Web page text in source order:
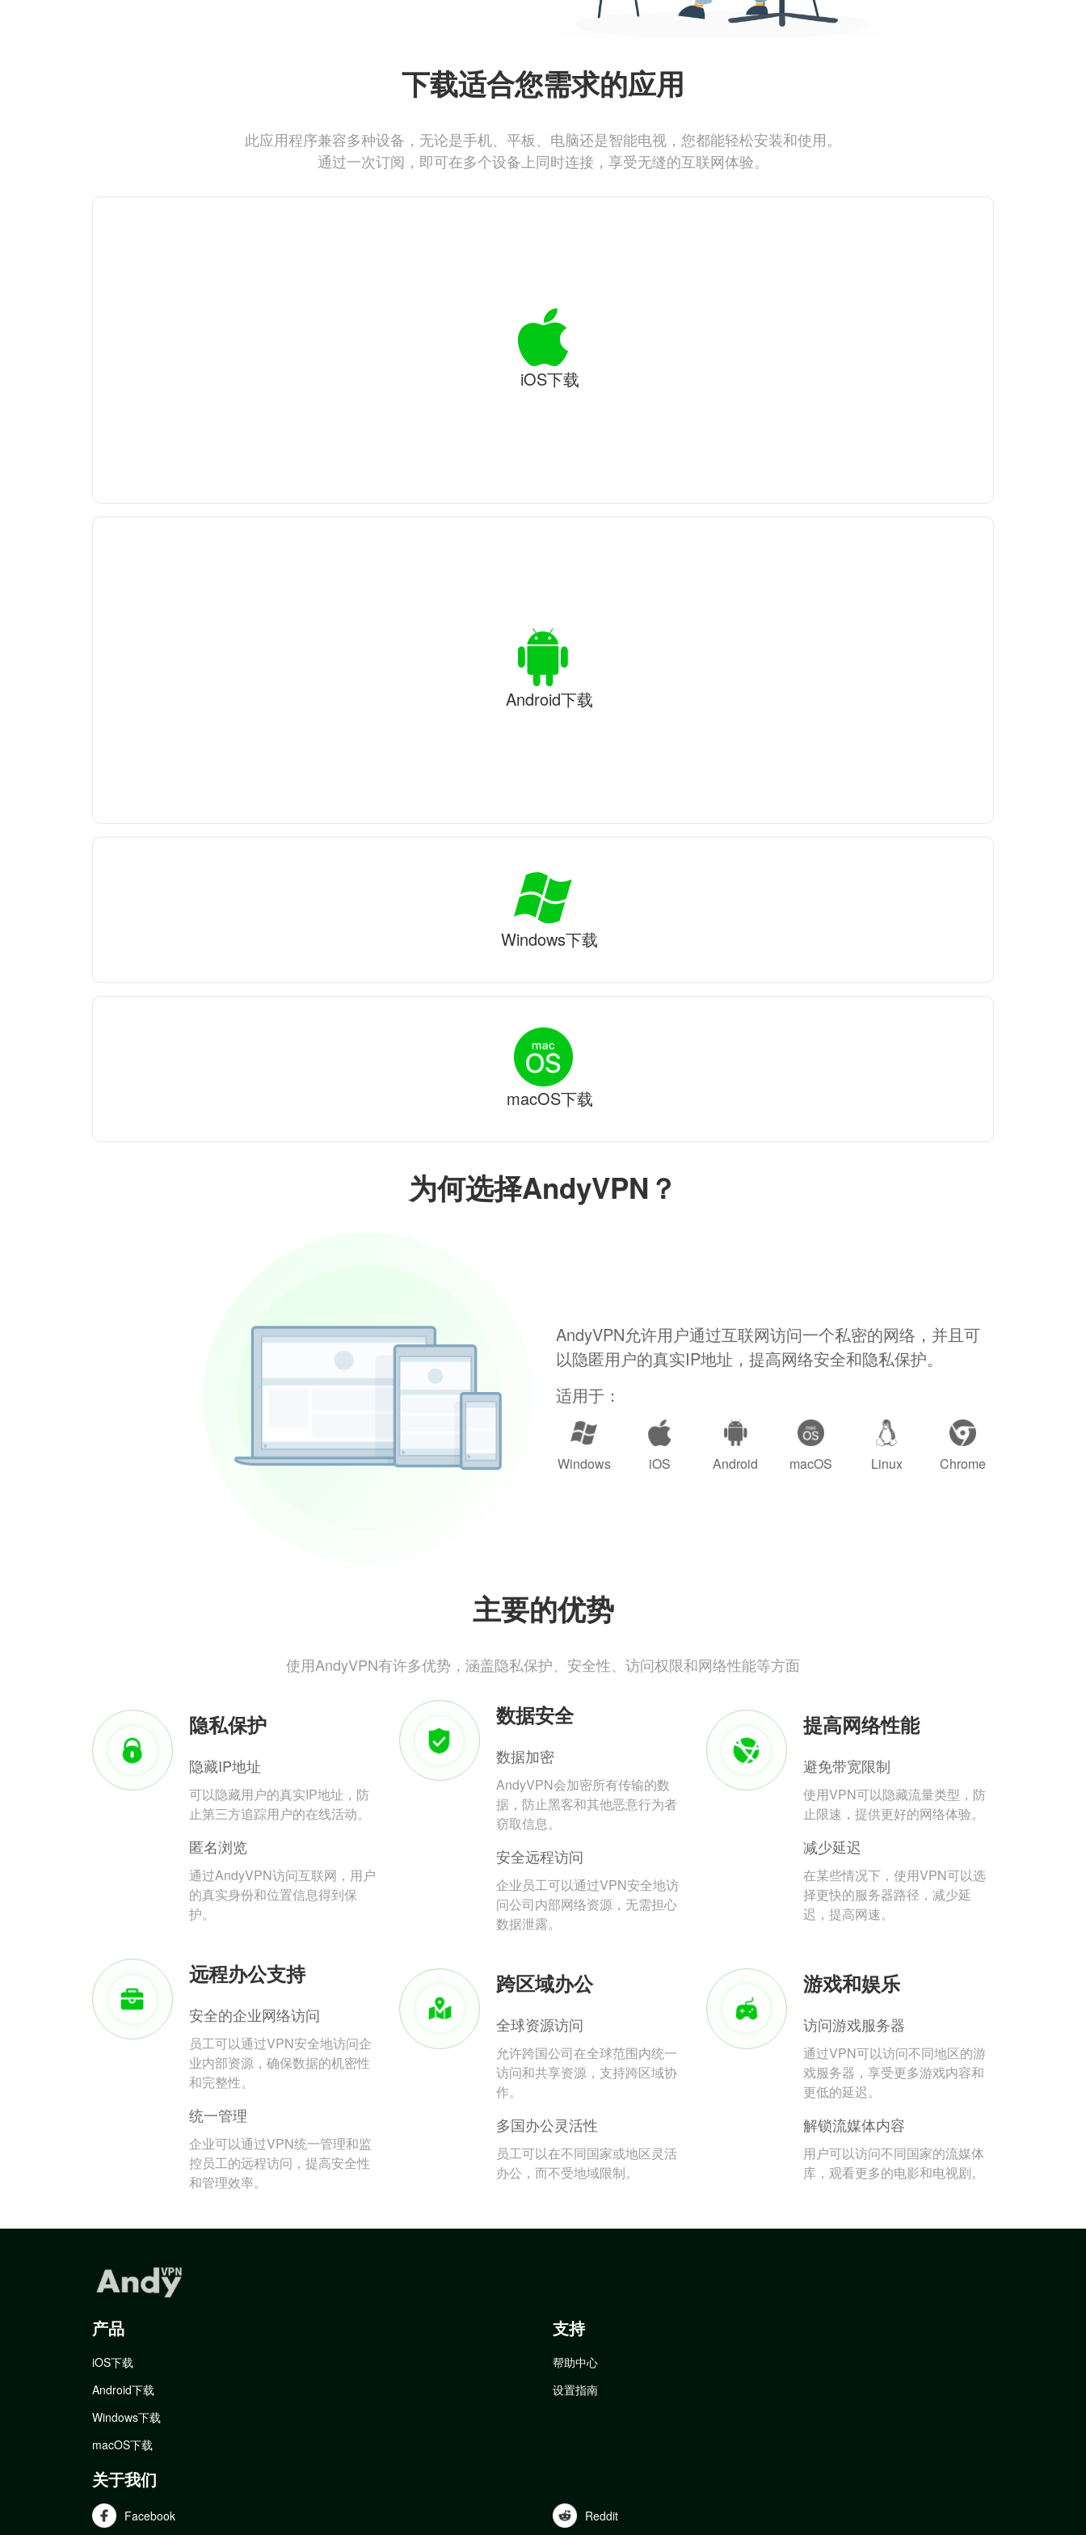
为何选择AndyVPN？
AndyVPN允许用户通过互联网访问一个私密的网络，并且可
以隐匿用户的真实IP地址，提高网络安全和隐私保护。
适用于：
Windows iOS Android macOS Linux Chrome
主要的优势
使用AndyVPN有许多优势，涵盖隐私保护、安全性、访问权限和网络性能等方面
隐私保护
隐藏IP地址
可以隐藏用户的真实IP地址，防
止第三方追踪用户的在线活动。
匿名浏览
通过AndyVPN访问互联网，用户
的真实身份和位置信息得到保
护。
数据安全
数据加密
AndyVPN会加密所有传输的数
据，防止黑客和其他恶意行为者
窃取信息。
安全远程访问
企业员工可以通过VPN安全地访
问公司内部网络资源，无需担心
数据泄露。
提高网络性能
避免带宽限制
使用VPN可以隐藏流量类型，防
止限速，提供更好的网络体验。
减少延迟
在某些情况下，使用VPN可以选
择更快的服务器路径，减少延
迟，提高网速。
远程办公支持
安全的企业网络访问
员工可以通过VPN安全地访问企
业内部资源，确保数据的机密性
和完整性。
统一管理
企业可以通过VPN统一管理和监
控员工的远程访问，提高安全性
和管理效率。
跨区域办公
全球资源访问
允许跨国公司在全球范围内统一
访问和共享资源，支持跨区域协
作。
多国办公灵活性
员工可以在不同国家或地区灵活
办公，而不受地域限制。
游戏和娱乐
访问游戏服务器
通过VPN可以访问不同地区的游
戏服务器，享受更多游戏内容和
更低的延迟。
解锁流媒体内容
用户可以访问不同国家的流媒体
库，观看更多的电影和电视剧。
下载适合您需求的应用
此应用程序兼容多种设备，无论是手机、平板、电脑还是智能电视，您都能轻松安装和使用。
通过一次订阅，即可在多个设备上同时连接，享受无缝的互联网体验。
iOS下载
Android下载
Windows下载
macOS下载
产品
iOS下载
Android下载
Windows下载
macOS下载
支持
帮助中心
设置指南
关于我们
Facebook Reddit